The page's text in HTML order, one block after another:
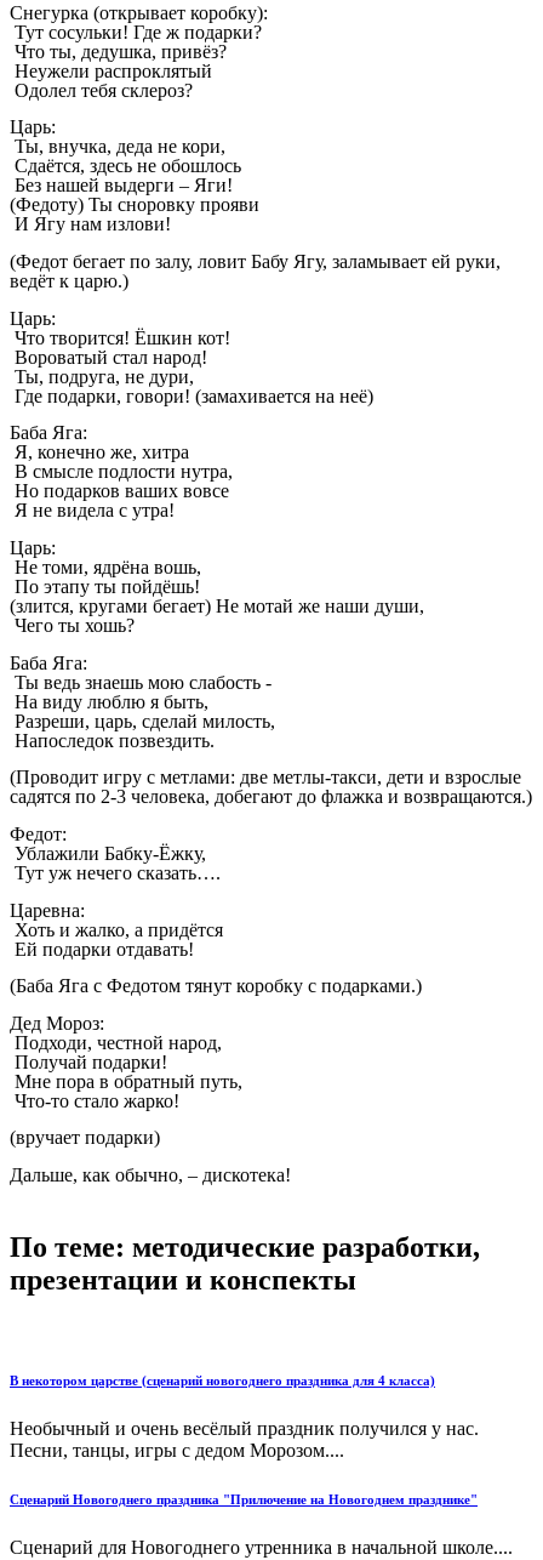
Снегурка (открывает коробку):
Тут сосульки! Где ж подарки?
Что ты, дедушка, привёз?
Неужели распроклятый
Одолел тебя склероз?
Царь:
Ты, внучка, деда не кори,
Сдаётся, здесь не обошлось
Без нашей выдерги – Яги!
(Федоту) Ты сноровку прояви
И Ягу нам излови!
(Федот бегает по залу, ловит Бабу Ягу, заламывает ей руки,
ведёт к царю.)
Царь:
Что творится! Ёшкин кот!
Вороватый стал народ!
Ты, подруга, не дури,
Где подарки, говори! (замахивается на неё)
Баба Яга:
Я, конечно же, хитра
В смысле подлости нутра,
Но подарков ваших вовсе
Я не видела с утра!
Царь:
Не томи, ядрёна вошь,
По этапу ты пойдёшь!
(злится, кругами бегает) Не мотай же наши души,
Чего ты хошь?
Баба Яга:
Ты ведь знаешь мою слабость -
На виду люблю я быть,
Разреши, царь, сделай милость,
Напоследок позвездить.
(Проводит игру с метлами: две метлы-такси, дети и взрослые
садятся по 2-3 человека, добегают до флажка и возвращаются.)
Федот:
Ублажили Бабку-Ёжку,
Тут уж нечего сказать….
Царевна:
Хоть и жалко, а придётся
Ей подарки отдавать!
(Баба Яга с Федотом тянут коробку с подарками.)
Дед Мороз:
Подходи, честной народ,
Получай подарки!
Мне пора в обратный путь,
Что-то стало жарко!
(вручает подарки)
Дальше, как обычно, – дискотека!
По теме: методические разработки,
презентации и конспекты
В некотором царстве (сценарий новогоднего праздника для 4 класса)
Необычный и очень весёлый праздник получился у нас.
Песни, танцы, игры с дедом Морозом....
Сценарий Новогоднего праздника "Прилючение на Новогоднем празднике"
Сценарий для Новогоднего утренника в начальной школе....